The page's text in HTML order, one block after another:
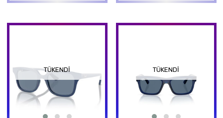
TÜKENDI TÜKENDI